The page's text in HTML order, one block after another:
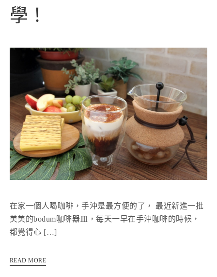
學！
在家一個人喝咖啡，手沖是最方便的了， 最近新進一批
美美的bodum咖啡器皿，每天一早在手沖咖啡的時候，
都覺得心 […]
READ MORE